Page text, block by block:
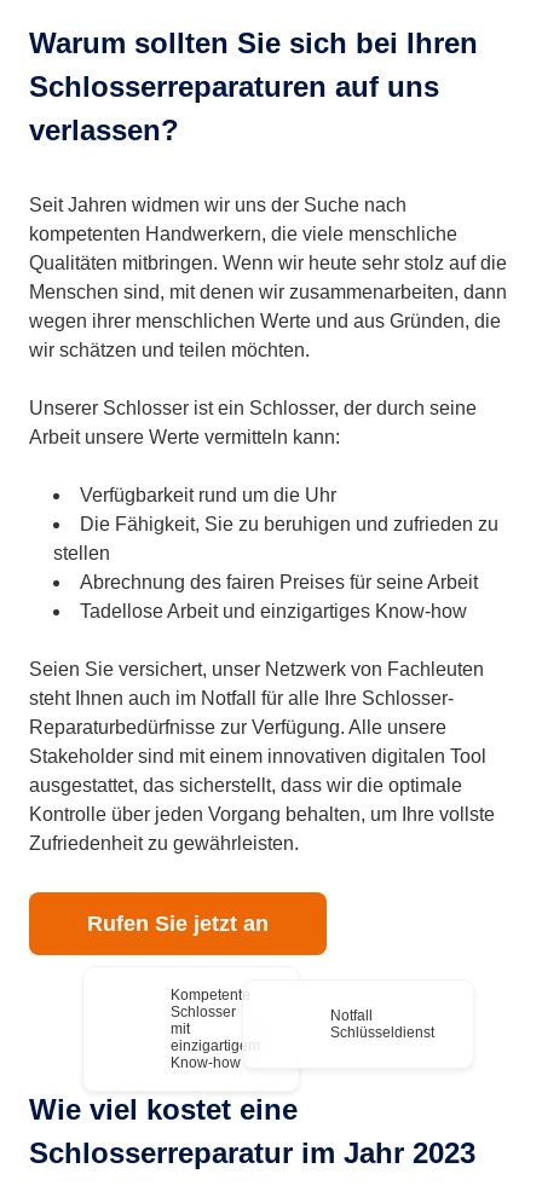
Kompetente
Schlosser
mit
einzigartigem
Know-how
Notfall
Schlüsseldienst
Warum sollten Sie sich bei Ihren
Schlosserreparaturen auf uns
verlassen?
Seit Jahren widmen wir uns der Suche nach
kompetenten Handwerkern, die viele menschliche
Qualitäten mitbringen. Wenn wir heute sehr stolz auf die
Menschen sind, mit denen wir zusammenarbeiten, dann
wegen ihrer menschlichen Werte und aus Gründen, die
wir schätzen und teilen möchten.
Unserer Schlosser ist ein Schlosser, der durch seine
Arbeit unsere Werte vermitteln kann:
Verfügbarkeit rund um die Uhr
Die Fähigkeit, Sie zu beruhigen und zufrieden zu
stellen
Abrechnung des fairen Preises für seine Arbeit
Tadellose Arbeit und einzigartiges Know-how
Seien Sie versichert, unser Netzwerk von Fachleuten
steht Ihnen auch im Notfall für alle Ihre Schlosser-
Reparaturbedürfnisse zur Verfügung. Alle unsere
Stakeholder sind mit einem innovativen digitalen Tool
ausgestattet, das sicherstellt, dass wir die optimale
Kontrolle über jeden Vorgang behalten, um Ihre vollste
Zufriedenheit zu gewährleisten.
Rufen Sie jetzt an
Wie viel kostet eine
Schlosserreparatur im Jahr 2023